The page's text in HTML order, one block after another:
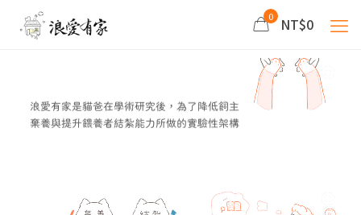
0 NT$0
浪愛有家是貓爸在學術研究後，為了降低飼主
棄養與提升餵養者結紮能力所做的實驗性架構